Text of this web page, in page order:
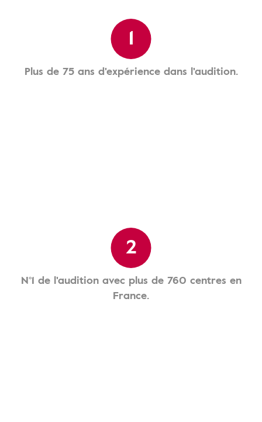
1
Plus de 75 ans d'expérience dans l'audition.
2
N°1 de l'audition avec plus de 760 centres en
France.